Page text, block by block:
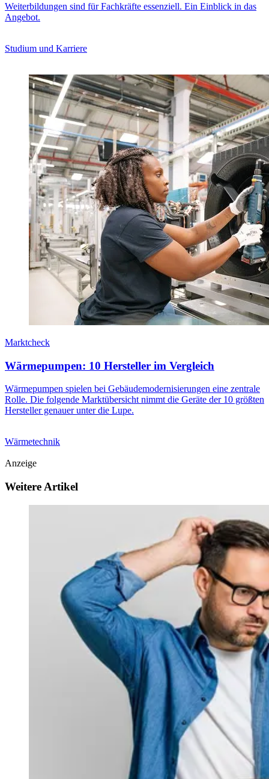
Weiterbildungen sind für Fachkräfte essenziell. Ein Einblick in das
Angebot.
Studium und Karriere
Marktcheck
Wärmepumpen: 10 Hersteller im Vergleich
Wärmepumpen spielen bei Gebäudemodernisierungen eine zentrale
Rolle. Die folgende Marktübersicht nimmt die Geräte der 10 größten
Hersteller genauer unter die Lupe.
Wärmetechnik
Anzeige
Weitere Artikel